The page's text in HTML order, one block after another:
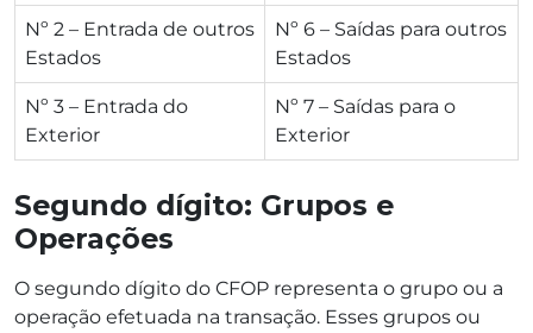
Nº 2 – Entrada de outros
Estados
Nº 6 – Saídas para outros
Estados
Nº 3 – Entrada do
Exterior
Nº 7 – Saídas para o
Exterior
Segundo dígito: Grupos e
Operações
O segundo dígito do CFOP representa o grupo ou a
operação efetuada na transação. Esses grupos ou